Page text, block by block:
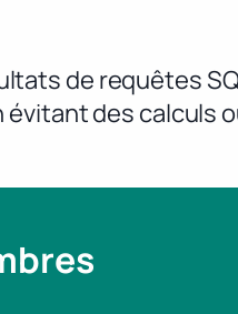
de requêtes
évitant des calculs